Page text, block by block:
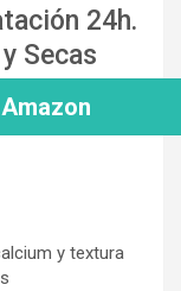
24h.
Secas
y textura